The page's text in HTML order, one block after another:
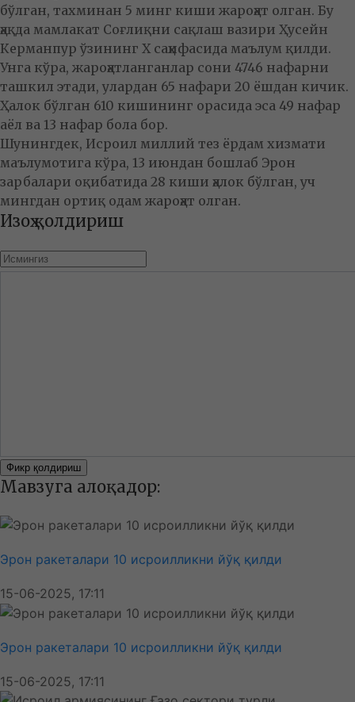
бўлган, тахминан 5 минг киши жароҳат олган. Бу
ҳақда мамлакат Соғлиқни сақлаш вазири Ҳусейн
Керманпур ўзининг Х саҳифасида маълум қилди.
Унга кўра, жароҳатланганлар сони 4746 нафарни
ташкил этади, улардан 65 нафари 20 ёшдан кичик.
Ҳалок бўлган 610 кишининг орасида эса 49 нафар
аёл ва 13 нафар бола бор.
Шунингдек, Исроил миллий тез ёрдам хизмати
маълумотига кўра, 13 июндан бошлаб Эрон
зарбалари оқибатида 28 киши ҳалок бўлган, уч
мингдан ортиқ одам жароҳат олган.
Изоҳ қолдириш
Фикр қолдириш
Мавзуга алоқадор:
Эрон ракеталари 10 исроилликни йўқ қилди
15-06-2025, 17:11
Эрон ракеталари 10 исроилликни йўқ қилди
15-06-2025, 17:11